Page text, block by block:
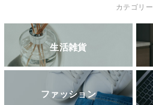
カテゴリー
生活雑貨
ファッション